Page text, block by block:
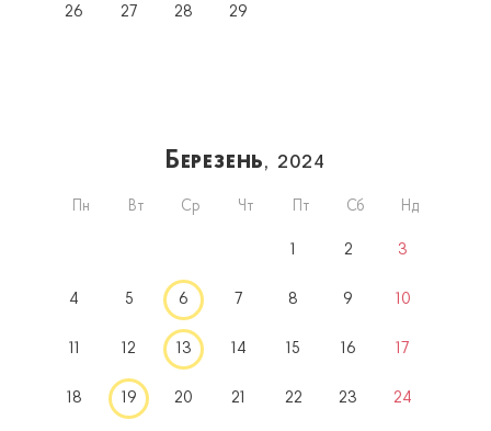
26 27 28 29
Березень, 2024
Пн Вт Ср Чт Пт Сб Нд
1 2 3
4 5 6 7 8 9 10
11 12 13 14 15 16 17
18 19 20 21 22 23 24